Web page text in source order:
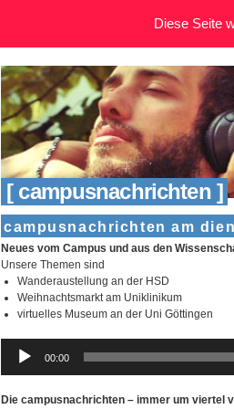
[ campusnachrichten ]
campusnachrichten am
Neues vom Campus und aus den
Unsere Themen sind
Wanderaustellung an der HSD
Weihnachtsmarkt am Uniklinikum
virtuelles Museum an der Uni Göttingen
Audio-
Player
00:00
Die campusnachrichten – immer um viertel
Diese Seite